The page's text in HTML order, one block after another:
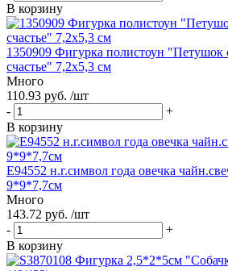
В корзину
1350909 Фигурка полистоун "Петушок
счастье" 7,2х5,3 см
Много
110.93 руб. /шт
-
+
В корзину
Е94552 н.г.символ года овечка
9*9*7,7см
Много
143.72 руб. /шт
-
+
В корзину